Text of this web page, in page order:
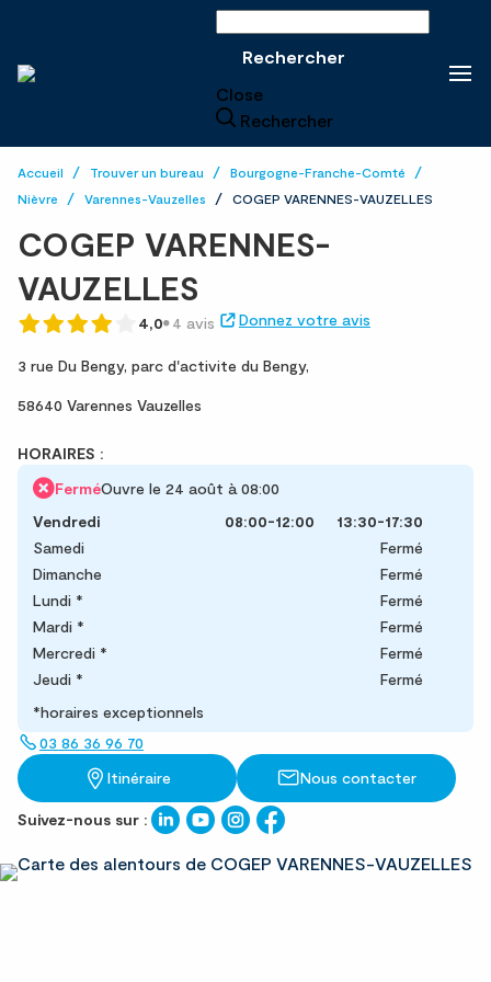
Rechercher
Close
Rechercher
Accueil Trouver un bureau
Bourgogne-Franche-Comté
Nièvre
Varennes-Vauzelles COGEP VARENNES-VAUZELLES
COGEP VARENNES-
VAUZELLES
4,0 4 avis Donnez votre avis
3 rue Du Bengy, parc d'activite du Bengy,
58640 Varennes Vauzelles
HORAIRES :
FerméOuvre le 24 août à 08:00
Vendredi
08:00-12:00
13:30-17:30
Samedi
Fermé
Dimanche
Fermé
Lundi *
Fermé
Mardi *
Fermé
Mercredi *
Fermé
Jeudi *
Fermé
*horaires exceptionnels
03 86 36 96 70
Itinéraire
Nous contacter
Suivez-nous sur :